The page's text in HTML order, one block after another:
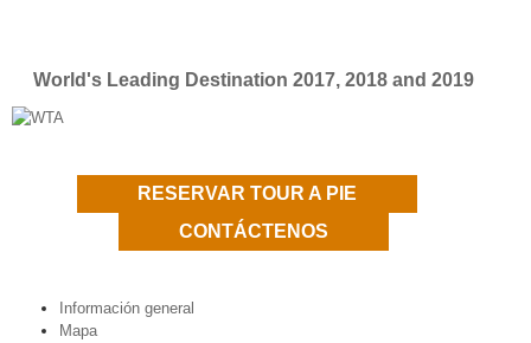
World's Leading Destination 2017, 2018 and 2019
RESERVAR TOUR A PIE
CONTÁCTENOS
Información general
Mapa